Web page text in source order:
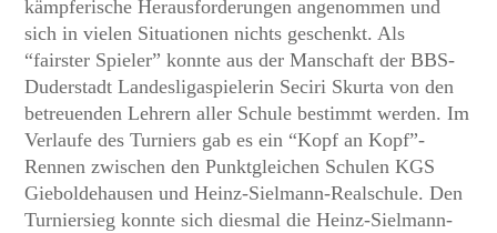
kämpferische Herausforderungen angenommen und
sich in vielen Situationen nichts geschenkt. Als
“fairster Spieler” konnte aus der Manschaft der BBS-
Duderstadt Landesligaspielerin Seciri Skurta von den
betreuenden Lehrern aller Schule bestimmt werden. Im
Verlaufe des Turniers gab es ein “Kopf an Kopf”-
Rennen zwischen den Punktgleichen Schulen KGS
Gieboldehausen und Heinz-Sielmann-Realschule. Den
Turniersieg konnte sich diesmal die Heinz-Sielmann-